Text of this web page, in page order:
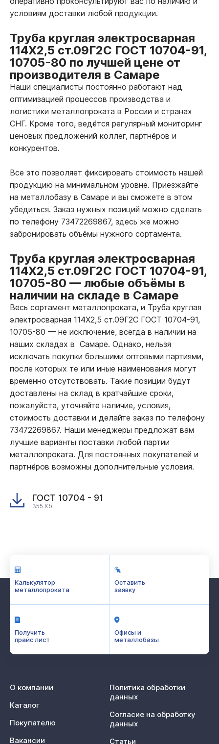
условиям доставки любой продукции.
Труба круглая электросварная
114Х2,5 ст.09Г2С ГОСТ 10704-91,
10705-80 по лучшей цене от
производителя в Самаре
Наши специалисты постоянно работают над
оптимизацией процессов производства и
логистики металлопроката в России и странах
СНГ. Кроме того, ведётся регулярный мониторинг
ценовых предложений коллег, партнёров и
конкурентов.
Все это позволяет фиксировать стоимость нашей
продукцию на минимальном уровне. Приезжайте
на металлобазу в Самаре и вы сможете в этом
убедиться. Заказ нужных позиций можно сделать
по телефону 73472269867, здесь же можно
забронировать объёмы нужного сортамента.
Труба круглая электросварная
114Х2,5 ст.09Г2С ГОСТ 10704-91,
10705-80 — любые объёмы в
наличии на складе в Самаре
Весь сортамент металлопроката, и Труба круглая
электросварная 114Х2,5 ст.09Г2С ГОСТ 10704-91,
10705-80 — не исключение, всегда в наличии на
наших складах в Самаре. Однако, нельзя
исключать покупки большими оптовыми партиями,
после которых те или иные наименования могут
временно отсутствовать. Такие позиции будут
доставлены на склад в кратчайшие сроки,
пожалуйста, уточняйте наличие, условия,
стоимость доставки и делайте заказ по телефону
73472269867. Наши менеджеры предложат вам
лучшие варианты поставки любой партии
металлопроката. Для постоянных покупателей и
партнёров возможны дополнительные условия.
ГОСТ 10704 - 91
355 Кб
Калькулятор
металлопроката
Оставить
заявку
Получить
прайс лист
Офисы и
металлобазы
О компании
Каталог
Покупателю
Вакансии
Политика обработки
данных
Согласие на обработку
данных
Статьи